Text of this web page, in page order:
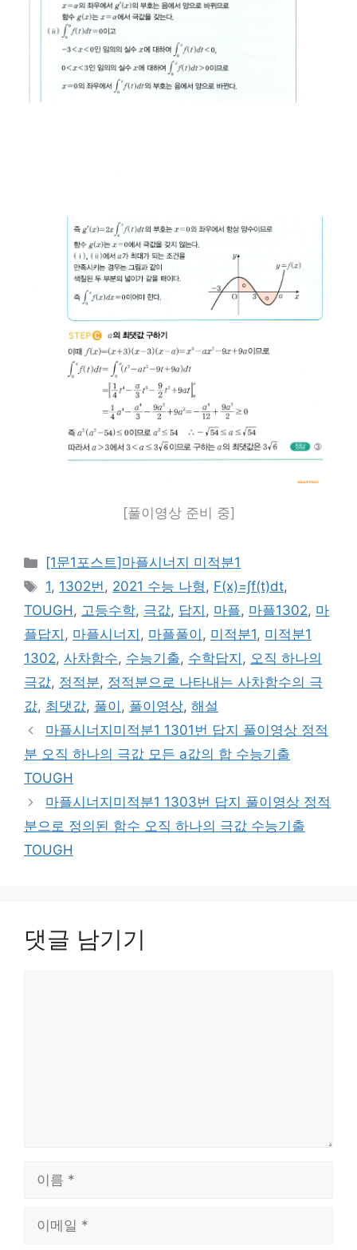
[풀이영상 준비 중]
카
테
리
[1문1포스트]마플시너지 미적분1
태
그
1, 1302번, 2021 수능 나형, F(x)=∫f(t)dt,
TOUGH, 고등수학, 극값, 답지 , 마플, 마플1302, 마
플답지 , 마플시너지 , 마플풀이 , 미적분1, 미적분1
1302, 사차함수, 수능기출, 수학답지 , 오직 하나의
극값, 정적분, 정적분으로 나타내는 사차함수의 극
값, 최댓값, 풀이 , 풀이영상, 해설
마플시너지미적분1 1301번 답지 풀이영상 정적
분 오직 하나의 극값 모든 a값의 합 수능기출
TOUGH
마플시너지미적분1 1303번 답지 풀이영상 정적
분으로 정의된 함수 오직 하나의 극값 수능기출
TOUGH
댓글 남기기